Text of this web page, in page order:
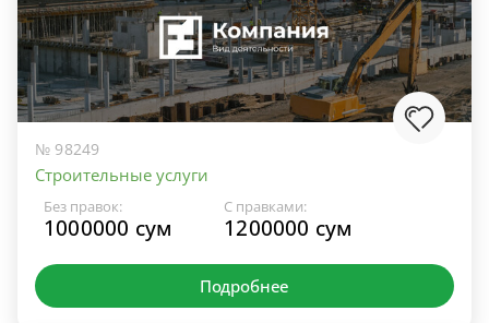
№ 98249
Строительные услуги
Без правок:
1000000 сум
С правками:
1200000 сум
Подробнее